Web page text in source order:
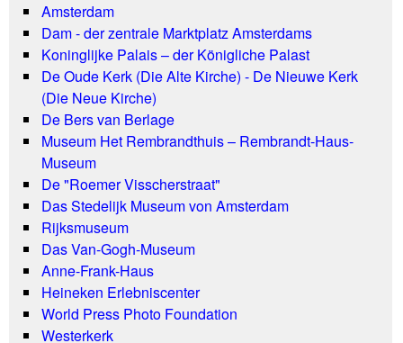
Amsterdam
Dam - der zentrale Marktplatz Amsterdams
Koninglijke Palais – der Königliche Palast
De Oude Kerk (Die Alte Kirche) - De Nieuwe Kerk
(Die Neue Kirche)
De Bers van Berlage
Museum Het Rembrandthuis – Rembrandt-Haus-
Museum
De "Roemer Visscherstraat"
Das Stedelijk Museum von Amsterdam
Rijksmuseum
Das Van-Gogh-Museum
Anne-Frank-Haus
Heineken Erlebniscenter
World Press Photo Foundation
Westerkerk